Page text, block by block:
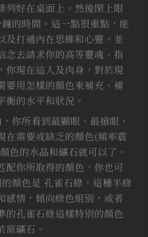
列好在桌面上。然後閉上眼
的時間。這一點很重點，能
及打通內在思維和心靈。並
念去請求你的高等靈魂、指
你現在這人及肉身，對於現
要用怎樣的顏色來補充、補
衡的水平和狀況。
你所看到最顯眼、最搶眼、
在需要或缺乏的顏色(頻率震
色的水晶和礦石就可以了。
配你所取得的顏色，你也可
顏色是 孔雀石綠，這種半綠
感情，傾向綠色組別，或者
的孔雀石綠這樣特別的顏色
原礦石。